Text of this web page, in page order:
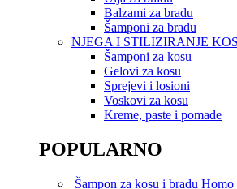
Balzami za bradu
Šamponi za bradu
NJEGA I STILIZIRANJE
Šamponi za kosu
Gelovi za kosu
Sprejevi i losioni
Voskovi za kosu
Kreme, paste i pomade
POPULARNO
Šampon za kosu i bradu